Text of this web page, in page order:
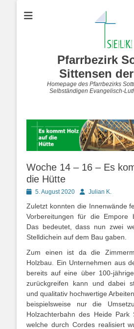
Pfarrbezirk
Sittensen
Homepage des Pfarrbezirks
Selbständigen Evangelisch-
Woche 14 – 16 – Es
die Hütte
Posted5. August 2020 AutorJulian K.
Zuletzt konnten die Innenwände
Vorbereitungen für die Empore
Das bedeutet, dass nun zwei
Stelldichein auf dem Bau gaben.
Zum einen ist da die
Holzbau. Ein Unternehmen aus
bereits auf eine über 100-
zurückgreifen kann und dabei
und qualitativ hochwertige
beispielsweise nur die
Holzachterbahn des Heide Park
welche durch Cordes realisiert